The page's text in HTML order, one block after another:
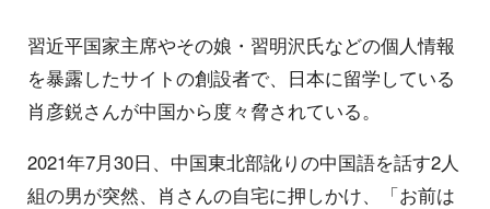
習近平国家主席やその娘・習明沢氏などの個人情報
を暴露したサイトの創設者で、日本に留学している
肖彦鋭さんが中国から度々脅されている。
2021年7月30日、中国東北部訛りの中国語を話す2人
組の男が突然、肖さんの自宅に押しかけ、「お前は